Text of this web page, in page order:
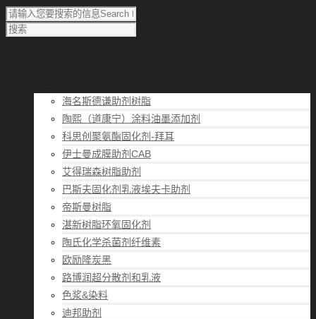
海名斯德谦助剂树脂
陶熙（道康宁）涂料油墨添加剂
科思创聚氨酯固化剂-拜耳
伊士曼成膜助剂CAB
艾得瑞森树脂助剂
巴斯夫固化剂乳液埃夫卡助剂
帝斯曼树脂
湛新树脂环氧固化剂
陶氏化学杀菌剂纤维素
欧励隆炭黑
路博润超分散剂和乳液
色浆&染料
迪邦助剂